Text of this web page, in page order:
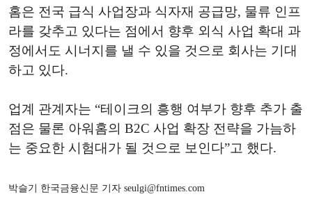
홈은 전국 급식 사업장과 식자재 공급망, 물류 인프
라를 갖추고 있다는 점에서 향후 외식 사업 확대 과
정에서도 시너지를 낼 수 있을 것으로 회사는 기대
하고 있다.
업계 관계자는 “테이크의 흥행 여부가 향후 추가 출
점은 물론 아워홈의 B2C 사업 확장 전략을 가늠하
는 중요한 시험대가 될 것으로 보인다”고 했다.
박슬기 한국금융신문 기자 seulgi@fntimes.com